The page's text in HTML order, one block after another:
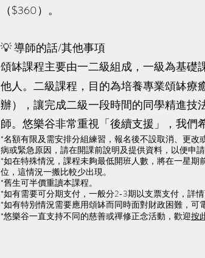
（$360）。
​💡 導師的話/其他事項
頌缽課程主要由一二級組成，一級為基
他人。二級課程，目的為培養專業頌缽
辦），讓完成二級一段時間的同學精進
師。 悠樂谷非常重視「後續支援」，我們
*名額有限及需安排分組練習，報名後不設取消、更
病或緊急原因，請在開課前說明及提供資料，以便申
​*如在特殊情況，課程未夠最低開班人數，將在一星
位，這情況一搬比較少出現。
​*舊生可半價重讀本課程。
​*如有需要可分期支付，一般分2-3期以支票支付，詳情
*如有特別情況需要應用頌缽而同時面對財政困難，可
​*悠樂谷一直支持不同的慈善或禪修正念活動，歡迎按